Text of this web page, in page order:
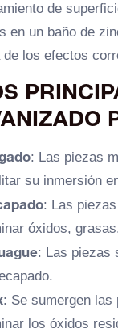
de
en un baño de
de los efectos
: Las piezas
su inmersión
: Las
óxidos,
: Las piezas
: Se sumergen las
los óxidos